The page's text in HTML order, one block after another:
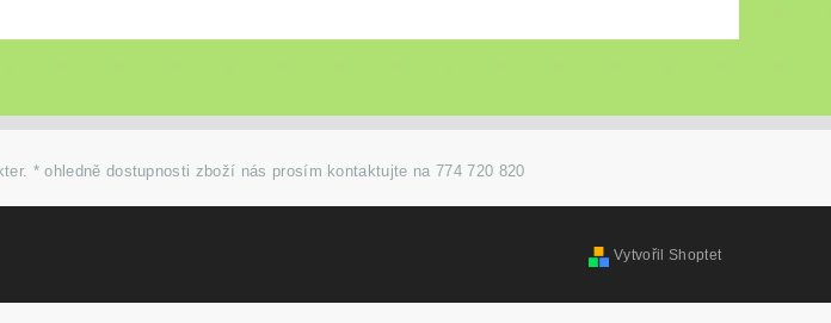
* ohledně dostupnosti zboží nás prosím kontaktujte na 774 720 820
Vytvořil Shoptet